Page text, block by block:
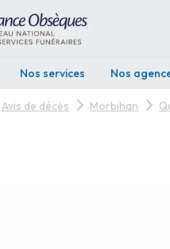
Nos services Nos
Avis de décès Morbihan